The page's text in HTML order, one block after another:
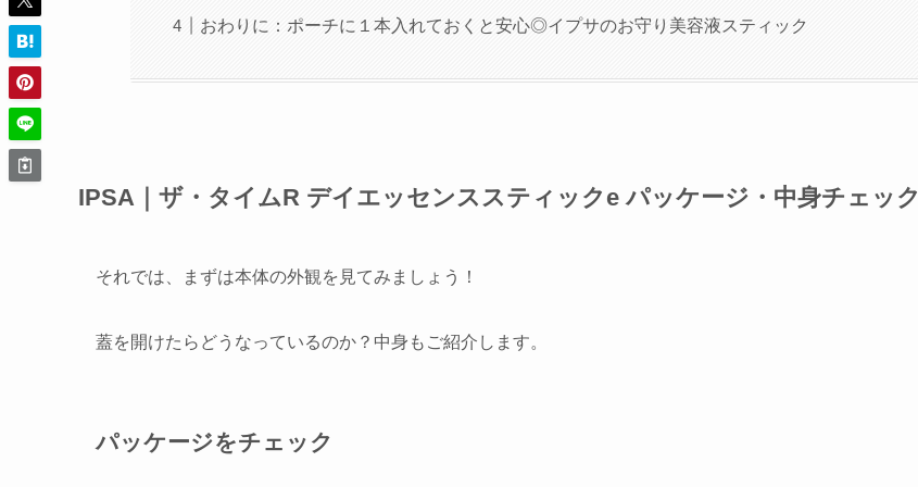
おわりに：ポーチに１本入れておくと安心◎イプサのお守り美容液スティック
IPSA｜ザ・タイムR デイエッセンススティックe パッケージ・中身チェック
それでは、まずは本体の外観を見てみましょう！
蓋を開けたらどうなっているのか？中身もご紹介します。
パッケージをチェック